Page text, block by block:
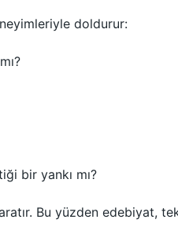
doldurur:
bir yankı mı?
Bu yüzden edebiyat,